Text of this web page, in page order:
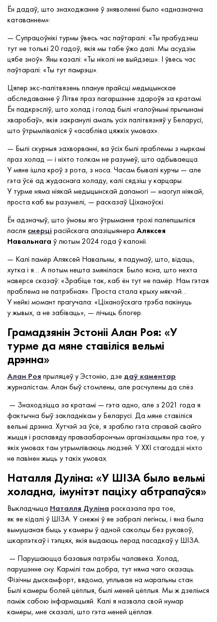
Ён дадаў, што знаходжанне ў зняволенні было «адназначна
катаваннем»:
— Супрацоўнікі турмы ўвесь час паўтаралі: «Ты прабудзеш
тут не толькі 20 гадоў, якія мы табе ўжо далі. Мы асудзім
цябе зноў». Яны казалі: «Ты ніколі не выйдзеш». І ўвесь час
паўтаралі: «Ты тут памрэш».
Цяпер экс-палітвязень плануе прайсці медыцынскае
абследаванне ў Літве праз пагаршэнне здароўя за кратамі.
Ён падкрэсліў, што холад і голад былі «галоўнымі прычынамі
хваробаў», якія закранулі амаль усіх палітвязняў у Беларусі,
што ўтрымліваліся ў «асабліва цяжкіх умовах».
— Былі скурныя захворванні, ва ўсіх былі праблемы з ныркамі
праз холад — і ніхто толкам не разумеў, што адбываецца.
У мяне ішла кроў з рота, з носа. Часам бывалі курчы — але
гэта ўсё ад жудаснага холаду, калі сядзіш у карцары.
У турме няма ніякай медыцынскай дапамогі — наогул ніякай,
проста каб вы разумелі, — расказаў Ціханоўскі.
Ён адзначыў, што ўмовы яго ўтрымання трохі палепшыліся
пасля смерці расійскага апазіцыянера Аляксея
Навальнага ў лютым 2024 года ў калоніі.
— Калі памёр Аляксей Навальны, я падумаў, што, відаць,
хутка і я… А потым нешта змянілася. Было ясна, што нехта
наверсе сказаў: «Зрабіце так, каб ён тут не памёр. Нам гэтая
праблема не патрэбная». Проста стала крыху мякчэй…
У нейкі момант прагучала: «Ціханоўскага трэба пакінуць
у жывых, а не забіваць», — лічыць блогер.
Грамадзянін Эстоніі Алан Роя: «У
турме да мяне ставіліся вельмі
дрэнна»
Алан Роя прыляцеў у Эстонію, дзе даў каментар
журналістам. Алан быў стомлены, але расчулены да слёз.
— Знаходзіцца за кратамі — гэта адно, але з 2021 года я
фактычна быў закладнікам у Беларусі. Да мяне ставіліся
вельмі дрэнна. Хутчэй за ўсё, я зраблю гэта справай свайго
жыцця і распавяду праваабарончым арганізацыям пра тое, у
якіх умовах там утрымліваюць людзей. У XXI стагоддзі ніхто
не павінен жыць у такіх умовах.
Наталля Дуліна: «У ШІЗА было вельмі
холадна, імунітэт паціху абтрапаўся»
Выкладчыца Наталля Дуліна расказала пра тое,
як яе кідалі ў ШІЗА. У снежні ў яе забралі легінсы, і яна была
вымушаная быць у камеры ў адной саколцы без рукавоў,
шкарпэткаў і тэпцях, якія выдаюць перад пасадкаў у ШІЗА.
— Парушаюцца базавыя патрэбы чалавека. Холад,
парушэнне сну. Кармілі там добра, тут няма чаго сказаць.
Фізічны дыскамфорт, вядома, уплывае на маральны стан.
Былі камеры болей цёплыя, былі меней цёплыя. Мы ж дзелімся
паміж сабою інфармацыяй. Калі я назвала свой нумар
камеры, мне сказалі, што гэта меней цёплая.